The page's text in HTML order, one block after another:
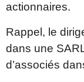
actionnaires.
Rappel, le
dans une
d’associés